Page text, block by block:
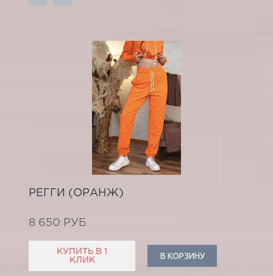
РЕГГИ (ОРАНЖ)
8 650 РУБ
КУПИТЬ В 1
КЛИК
В КОРЗИНУ